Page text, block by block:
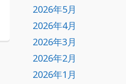
2026年5月
2026年4月
2026年3月
2026年2月
2026年1月